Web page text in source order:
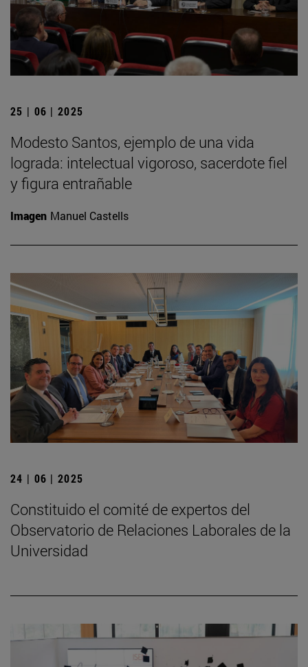
25 | 06 | 2025
Modesto Santos, ejemplo de una vida
lograda: intelectual vigoroso, sacerdote fiel
y figura entrañable
Imagen Manuel Castells
24 | 06 | 2025
Constituido el comité de expertos del
Observatorio de Relaciones Laborales de la
Universidad